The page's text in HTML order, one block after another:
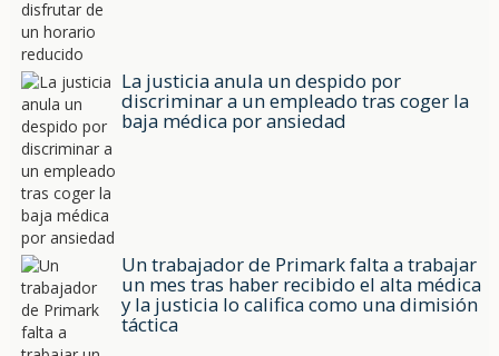
La justicia anula un despido por
discriminar a un empleado tras coger la
baja médica por ansiedad
Un trabajador de Primark falta a trabajar
un mes tras haber recibido el alta médica
y la justicia lo califica como una dimisión
táctica